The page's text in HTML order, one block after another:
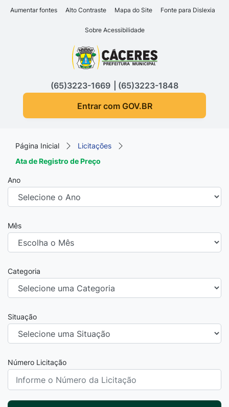
Seção de atalhos e links
Ir para o conteúdo [alt+1]
Ir para o rodapé [alt+4]
Aumentar fontes Alto Contraste Mapa do Site Fonte para Dislexia
Sobre Acessibilidade
Seção do menu principal
(65)3223-1669
(65)3223-1848
Entrar com GOV.BR
Página Inicial
Licitações
Ata de Registro de Preço
Ano
Mês
Categoria
Situação
Número Licitação